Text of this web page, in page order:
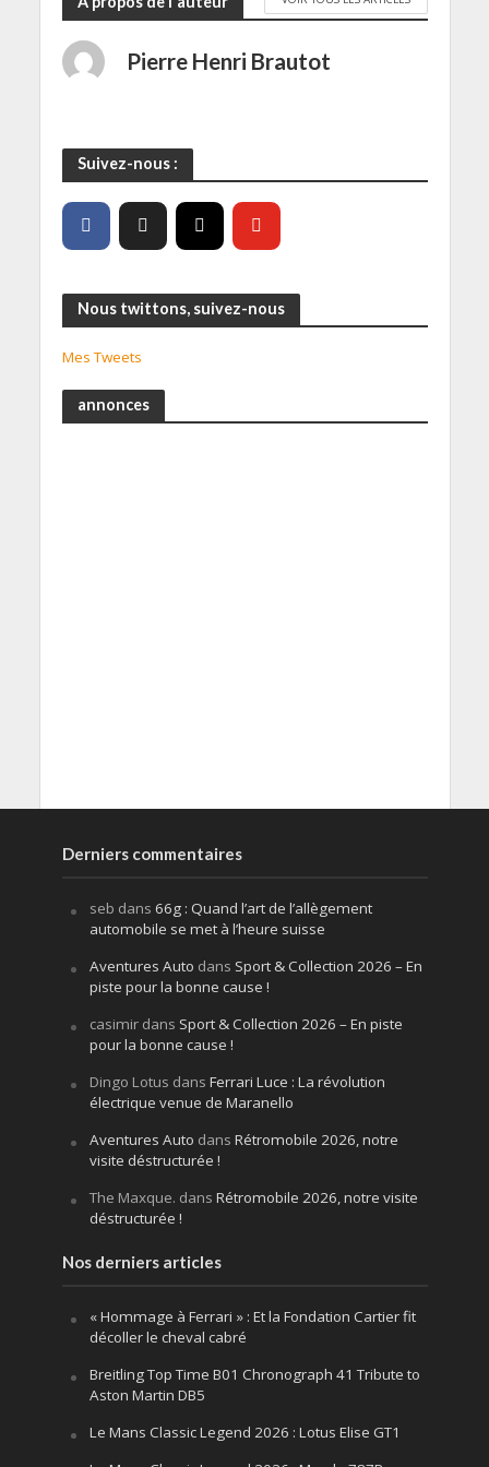
Pierre Henri Brautot
Suivez-nous :
Nous twittons, suivez-nous
Mes Tweets
annonces
Derniers commentaires
seb dans 66g : Quand l’art de l’allègement
automobile se met à l’heure suisse
Aventures Auto dans Sport & Collection 2026 – En
piste pour la bonne cause !
casimirdans Sport & Collection 2026 – En piste
pour la bonne cause !
Dingo Lotus dans Ferrari Luce : La révolution
électrique venue de Maranello
Aventures Auto dans Rétromobile 2026, notre
visite déstructurée !
The Maxque. dans Rétromobile 2026, notre visite
déstructurée !
Nos derniers articles
« Hommage à Ferrari » : Et la Fondation Cartier fit
décoller le cheval cabré
Breitling Top Time B01 Chronograph 41 Tribute to
Aston Martin DB5
Le Mans Classic Legend 2026 : Lotus Elise GT1